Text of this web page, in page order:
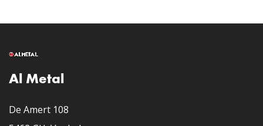
Al Metal
De Amert 108